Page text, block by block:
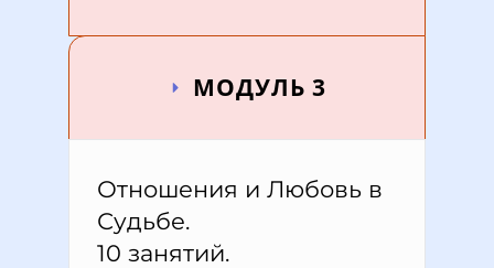
МОДУЛЬ 3
Отношения и Любовь в
Судьбе.
10 занятий.